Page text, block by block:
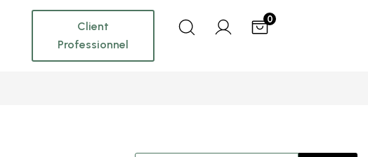
Client
Professionnel
0